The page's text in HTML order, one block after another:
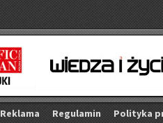
Re­kla­ma Re­gu­la­min Po­li­ty­ka